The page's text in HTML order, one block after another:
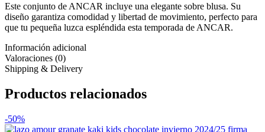
Este conjunto de ANCAR incluye una elegante sobre blusa. Su
diseño garantiza comodidad y libertad de movimiento, perfecto para
que tu pequeña luzca espléndida esta temporada de ANCAR.
Información adicional
Valoraciones (0)
Shipping & Delivery
Productos relacionados
-50%